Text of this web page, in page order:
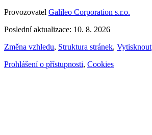
Provozovatel Galileo Corporation s.r.o.
Poslední aktualizace: 10. 8. 2026
Změna vzhledu, Struktura stránek, Vytisknout
Prohlášení o přístupnosti, Cookies